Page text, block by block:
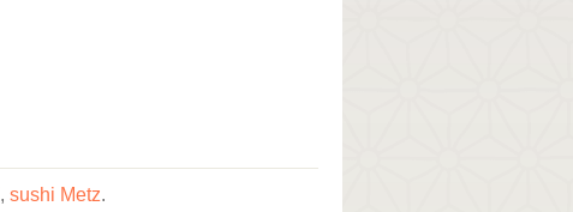
, sushi Metz.